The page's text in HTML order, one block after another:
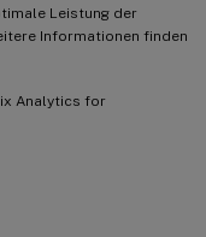
Leistung der
Informationen finden
Analytics for